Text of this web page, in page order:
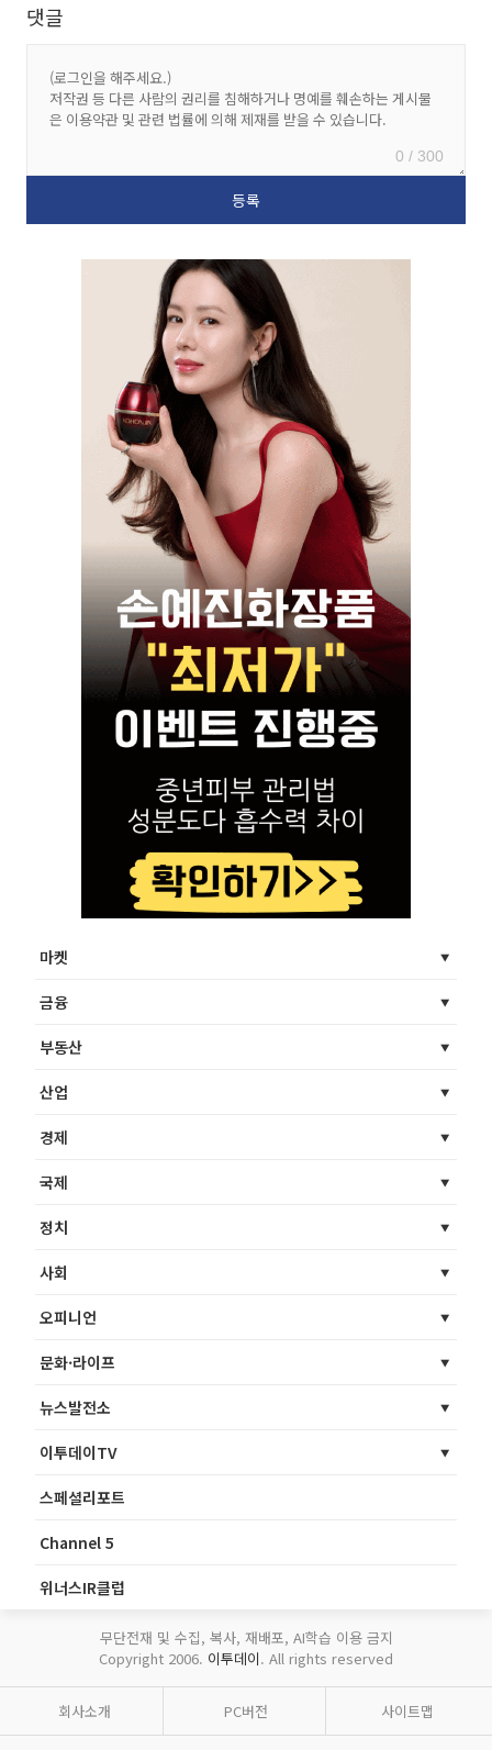
댓글
0 / 300
마켓
금융
부동산
산업
경제
국제
정치
사회
오피니언
문화·라이프
뉴스발전소
이투데이TV
스페셜리포트
Channel 5
위너스IR클럽
무단전재 및 수집, 복사, 재배포, AI학습 이용 금지
Copyright 2006. 이투데이. All rights reserved
회사소개 PC버전 사이트맵